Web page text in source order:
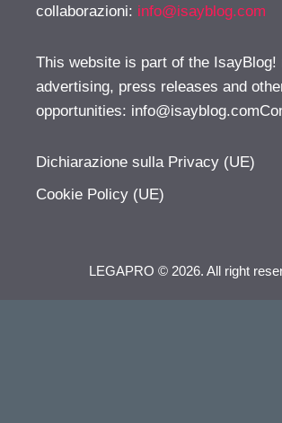
collaborazioni: info@isayblog.com
This website is part of the IsayBlog!
advertising, press releases and
opportunities:
Dichiarazione sulla Privacy (UE)
Cookie Policy (UE)
LEGAPRO © 2026. All right